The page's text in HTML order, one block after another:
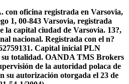
oficina registrada en Varsovia,
1, 00-843 Varsovia, registrada
la capital ciudad de Varsovia. 13?,
nacional. Registrada con el n?
Capital inicial PLN
su totalidad. OANDA TMS Brokers
de la autoridad polaca de
su autorización otorgada el 23 de